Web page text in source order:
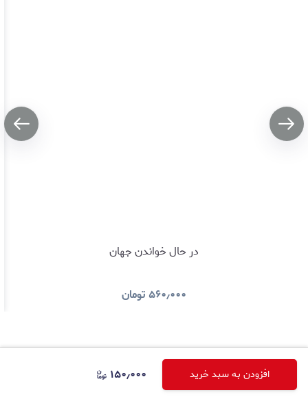
افزودن به سبد خرید ۱۵۰٫۰۰۰
در حال خواندن جهان
۵۶۰٫۰۰۰تومان
پیام در واتساپ